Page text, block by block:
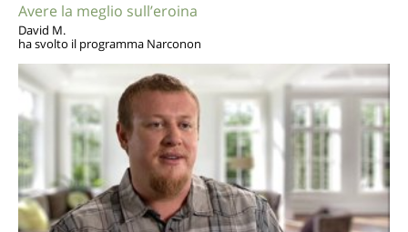
Avere la meglio sull’eroina
David M.
ha svolto il programma Narconon